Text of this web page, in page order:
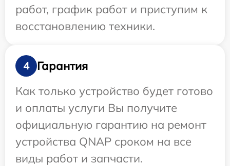
работ, график работ и приступим к
восстановлению техники.
4
Гарантия
Как только устройство будет готово
и оплаты услуги Вы получите
официальную гарантию на ремонт
устройства QNAP сроком на все
виды работ и запчасти.